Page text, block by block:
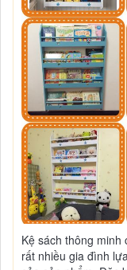
Kệ sách thông
rất nhiều gia đình